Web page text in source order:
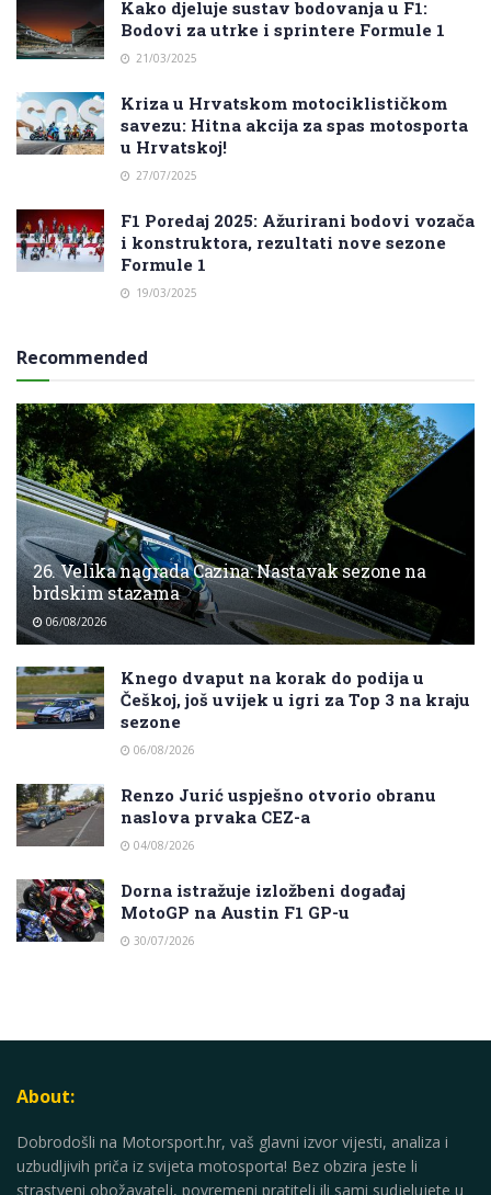
Kako djeluje sustav bodovanja u F1:
Bodovi za utrke i sprintere Formule 1
21/03/2025
Kriza u Hrvatskom motociklističkom
savezu: Hitna akcija za spas motosporta
u Hrvatskoj!
27/07/2025
F1 Poredaj 2025: Ažurirani bodovi vozača
i konstruktora, rezultati nove sezone
Formule 1
19/03/2025
Recommended
26. Velika nagrada Cazina: Nastavak sezone na
brdskim stazama
06/08/2026
Knego dvaput na korak do podija u
Češkoj, još uvijek u igri za Top 3 na kraju
sezone
06/08/2026
Renzo Jurić uspješno otvorio obranu
naslova prvaka CEZ-a
04/08/2026
Dorna istražuje izložbeni događaj
MotoGP na Austin F1 GP-u
30/07/2026
About:
Dobrodošli na Motorsport.hr, vaš glavni izvor vijesti, analiza i
uzbudljivih priča iz svijeta motosporta! Bez obzira jeste li
strastveni obožavatelj, povremeni pratitelj ili sami sudjelujete u